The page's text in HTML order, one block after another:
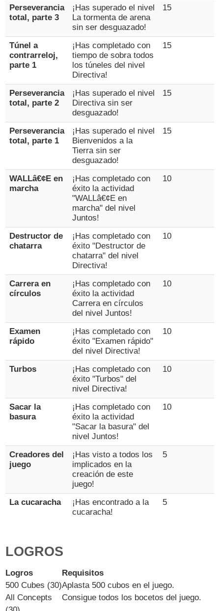
Perseverancia
total, parte 3
¡Has superado el nivel
La tormenta de arena
sin ser desguazado!
15
Túnel a
contrarreloj,
parte 1
¡Has completado con
tiempo de sobra todos
los túneles del nivel
Directiva!
15
Perseverancia
total, parte 2
¡Has superado el nivel
Directiva sin ser
desguazado!
15
Perseverancia
total, parte 1
¡Has superado el nivel
Bienvenidos a la
Tierra sin ser
desguazado!
15
WALLâ€¢E en
marcha
¡Has completado con
éxito la actividad
"WALLâ€¢E en
marcha" del nivel
Juntos!
10
Destructor de
chatarra
¡Has completado con
éxito "Destructor de
chatarra" del nivel
Directiva!
10
Carrera en
círculos
¡Has completado con
éxito la actividad
Carrera en círculos
del nivel Juntos!
10
Examen
rápido
¡Has completado con
éxito "Examen rápido"
del nivel Directiva!
10
Turbos
¡Has completado con
éxito "Turbos" del
nivel Directiva!
10
Sacar la
basura
¡Has completado con
éxito la actividad
"Sacar la basura" del
nivel Juntos!
10
Creadores del
juego
¡Has visto a todos los
implicados en la
creación de este
juego!
5
La cucaracha
¡Has encontrado a la
cucaracha!
5
LOGROS
Logros
Requisitos
500 Cubes (30)Aplasta 500 cubos en el juego.
All Concepts
Consigue todos los bocetos del juego.